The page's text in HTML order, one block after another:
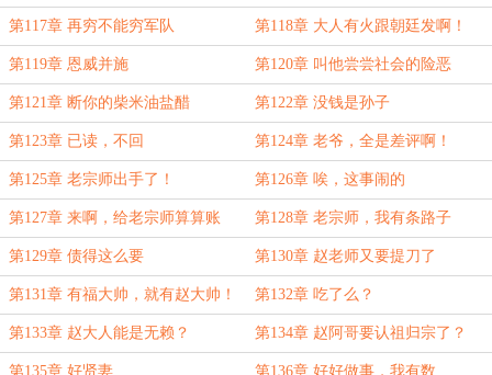
第117章 再穷不能穷军队 第118章 大人有火跟朝廷发啊！
第119章 恩威并施 第120章 叫他尝尝社会的险恶
第121章 断你的柴米油盐醋 第122章 没钱是孙子
第123章 已读，不回 第124章 老爷，全是差评啊！
第125章 老宗师出手了！ 第126章 唉，这事闹的
第127章 来啊，给老宗师算算账 第128章 老宗师，我有条路子
第129章 债得这么要 第130章 赵老师又要提刀了
第131章 有福大帅，就有赵大帅！ 第132章 吃了么？
第133章 赵大人能是无赖？ 第134章 赵阿哥要认祖归宗了？
第135章 好贤妻 第136章 好好做事，我有数